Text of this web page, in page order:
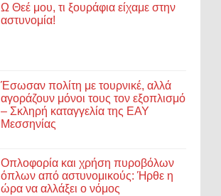
Ω Θεέ μου, τι ξουράφια είχαμε στην
αστυνομία!
Έσωσαν πολίτη με τουρνικέ, αλλά
αγοράζουν μόνοι τους τον εξοπλισμό
– Σκληρή καταγγελία της ΕΑΥ
Μεσσηνίας
Οπλοφορία και χρήση πυροβόλων
όπλων από αστυνομικούς: Ήρθε η
ώρα να αλλάξει ο νόμος